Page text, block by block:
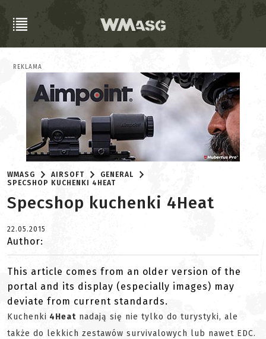
REKLAMA
WMASG AIRSOFT
GENERAL
SPECSHOP KUCHENKI 4HEAT
Specshop kuchenki 4Heat
22.05.2015
Author:
This article comes from an older version of the
portal and its display (especially images) may
deviate from current standards.
Kuchenki 4Heat nadają się nie tylko do turystyki, ale
także do lekkich zestawów survivalowych lub nawet EDC.